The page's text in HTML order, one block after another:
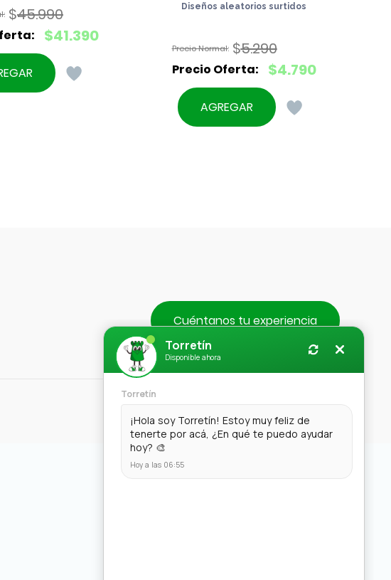
$45.990
El
precio
original
$41.390
El
precio
actual
Diseños aleatorios surtidos
$5.290
El
precio
original
$4.790
El
precio
actual
AGREGAR
Cuéntanos tu experiencia